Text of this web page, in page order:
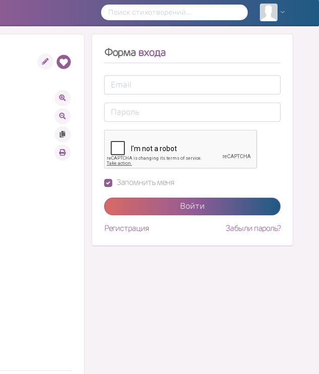
Форма входа
Запомнить меня
Войти
Регистрация Забыли пароль?